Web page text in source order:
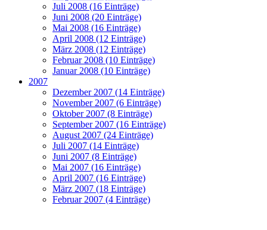
Juli 2008 (16 Einträge)
Juni 2008 (20 Einträge)
Mai 2008 (16 Einträge)
April 2008 (12 Einträge)
März 2008 (12 Einträge)
Februar 2008 (10 Einträge)
Januar 2008 (10 Einträge)
2007
Dezember 2007 (14 Einträge)
November 2007 (6 Einträge)
Oktober 2007 (8 Einträge)
September 2007 (16 Einträge)
August 2007 (24 Einträge)
Juli 2007 (14 Einträge)
Juni 2007 (8 Einträge)
Mai 2007 (16 Einträge)
April 2007 (16 Einträge)
März 2007 (18 Einträge)
Februar 2007 (4 Einträge)